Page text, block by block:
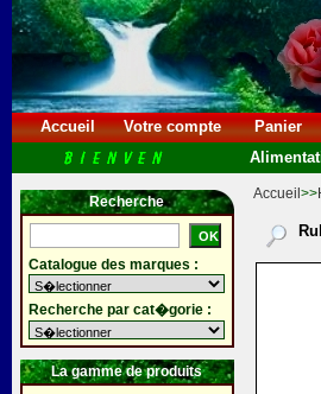
Accueil Votre compte Panier
Recherche
Catalogue des marques :
Recherche par cat�gorie :
La gamme de produits
Accueil >>